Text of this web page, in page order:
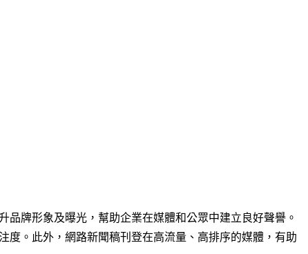
牌形象及曝光，幫助企業在媒體和公眾中建立良好聲譽。
度。此外，網路新聞稿刊登在高流量、高排序的媒體，有助